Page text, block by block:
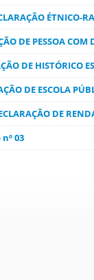
ÉTNICO-
DE PESSOA COM
DE HISTÓRICO
DE ESCOLA
DE
03